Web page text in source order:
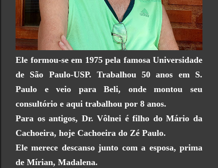
Ele formou-se em 1975 pela famosa Universidade
de São Paulo-USP. Trabalhou 50 anos em S.
Paulo e veio para Beli, onde montou seu
consultório e aqui trabalhou por 8 anos.
Para os antigos, Dr. Vôlnei é filho do Mário da
Cachoeira, hoje Cachoeira do Zé Paulo.
Ele merece descanso junto com a esposa, prima
de Mírian, Madalena.